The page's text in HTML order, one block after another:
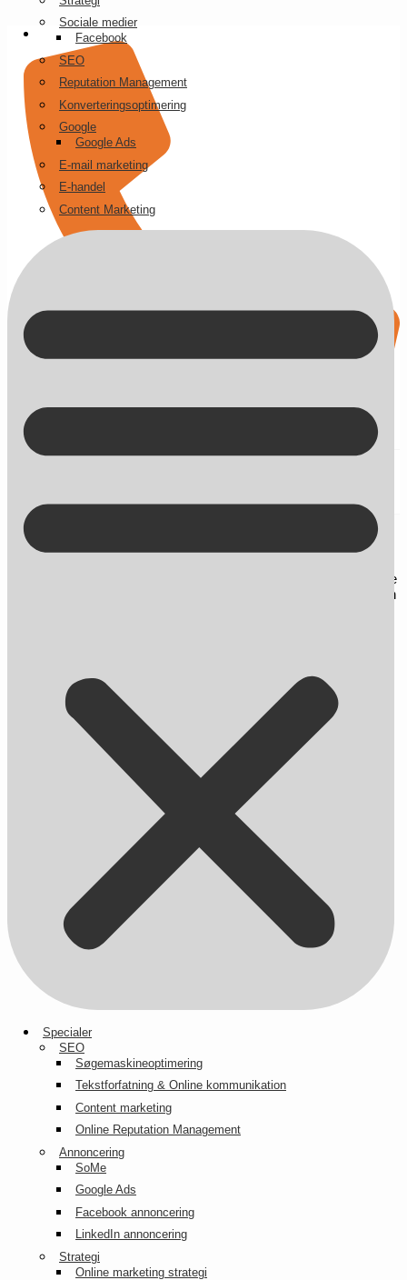
Kontakt på +45 70 13 63 23
Sociale medier
Facebook
SEO
Reputation Management
Konverteringsoptimering
Google
Google Ads
E-mail marketing
E-handel
Content Marketing
Specialer
SEO
Søgemaskineoptimering
Tekstforfatning & Online kommunikation
Content marketing
Online Reputation Management
Annoncering
SoMe
Google Ads
Facebook annoncering
LinkedIn annoncering
Strategi
Online marketing strategi
SEO foredrag
Her finder du blogindlæg om SEO og andre nyheder omhandlende
online markedsføring. Du får desuden gode råd og tips til, hvordan